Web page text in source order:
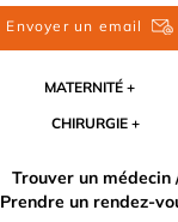
Envoyer un email
MATERNITÉ
CHIRURGIE
Trouver un médecin
Prendre un rendez-